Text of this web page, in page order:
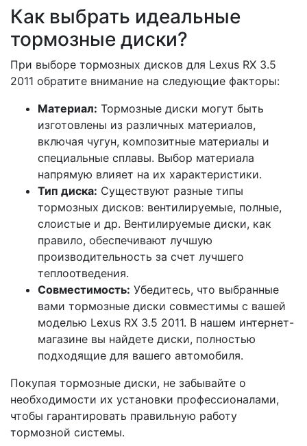
Как выбрать идеальные
тормозные диски?
При выборе тормозных дисков для Lexus RX 3.5
2011 обратите внимание на следующие факторы:
Материал: Тормозные диски могут быть
изготовлены из различных материалов,
включая чугун, композитные материалы и
специальные сплавы. Выбор материала
напрямую влияет на их характеристики.
Тип диска: Существуют разные типы
тормозных дисков: вентилируемые, полные,
слоистые и др. Вентилируемые диски, как
правило, обеспечивают лучшую
производительность за счет лучшего
теплоотведения.
Совместимость: Убедитесь, что выбранные
вами тормозные диски совместимы с вашей
моделью Lexus RX 3.5 2011. В нашем интернет-
магазине вы найдете диски, полностью
подходящие для вашего автомобиля.
Покупая тормозные диски, не забывайте о
необходимости их установки профессионалами,
чтобы гарантировать правильную работу
тормозной системы.